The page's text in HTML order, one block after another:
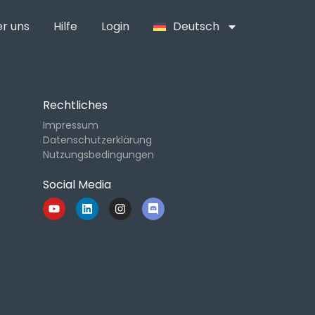
uns Hilfe Login Deutsch
Rechtliches
Impressum
Datenschutzerklärung
Nutzungsbedingungen
Social Media